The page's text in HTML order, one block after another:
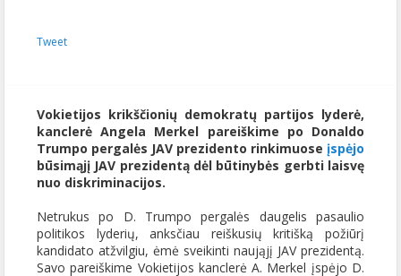
Tweet
Vokietijos krikščionių demokratų partijos lyderė,
kanclerė Angela Merkel pareiškime po Donaldo
Trumpo pergalės JAV prezidento rinkimuose įspėjo
būsimąjį JAV prezidentą dėl būtinybės gerbti laisvę
nuo diskriminacijos.
Netrukus po D. Trumpo pergalės daugelis pasaulio
politikos lyderių, anksčiau reiškusių kritišką požiūrį
kandidato atžvilgiu, ėmė sveikinti naująjį JAV prezidentą.
Savo pareiškime Vokietijos kanclerė A. Merkel įspėjo D.